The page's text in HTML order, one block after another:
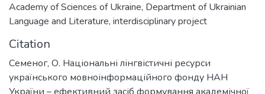
Academy of Sciences of Ukraine, Department of Ukrainian
Language and Literature, interdisciplinary project
Citation
Семеног, О. Національні лінгвістичні ресурси
українського мовноінформаційного фонду НАН